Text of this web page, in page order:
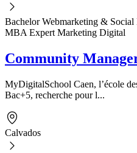
Bachelor Webmarketing & Social
MBA Expert Marketing Digital
Community
MyDigitalSchool Caen, l’école
Bac+5, recherche pour l...
Calvados